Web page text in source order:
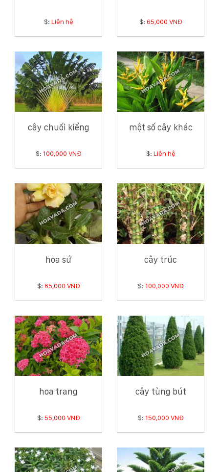
$: Liên hệ $: 65,000 VNĐ
cây chuối kiểng
$: 100,000 VNĐ
một số cây khác
$: Liên hệ
hoa sứ
$: 65,000 VNĐ
cây trúc
$: 100,000 VNĐ
hoa trang
$: 55,000 VNĐ
cây tùng bút
$: 150,000 VNĐ